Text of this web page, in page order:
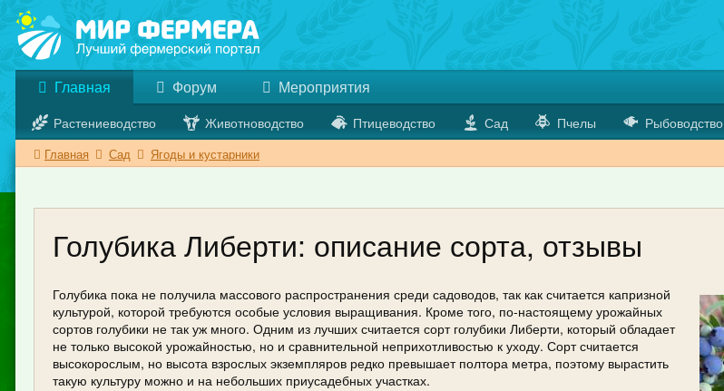
Главная
Растениеводство Животноводство Птицеводство Сад Пчелы Рыбоводство
Форум Мероприятия
Главная Сад Ягоды и кустарники
Голубика Либерти: описание сорта, отзывы
Голубика пока не получила массового распространения среди садоводов, так как считается капризной
культурой, которой требуются особые условия выращивания. Кроме того, по-настоящему урожайных
сортов голубики не так уж много. Одним из лучших считается сорт голубики Либерти, который обладает
не только высокой урожайностью, но и сравнительной неприхотливостью к уходу. Сорт считается
высокорослым, но высота взрослых экземпляров редко превышает полтора метра, поэтому вырастить
такую культуру можно и на небольших приусадебных участках.